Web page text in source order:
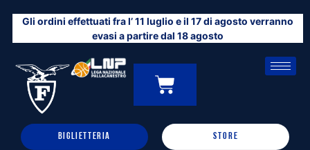
contenuto
Gli ordini effettuati fra l’ 11 luglio e il 17 di agosto verranno
evasi a partire dal 18 agosto
0
CARRELLO
BIGLIETTERIA STORE